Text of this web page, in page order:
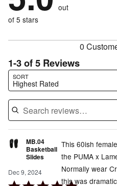
reviewers
reviewers
of
reviewers
0%
of
out
of 5 stars
0
1-3 of 5 Reviews
SORT
Highest Rated
Search reviews…
MB.04
Basketball
Slides
Dec 9, 2024
This 60ish
the PUMA x
Normally wear
this was